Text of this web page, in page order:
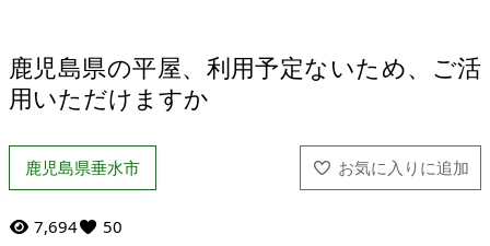
鹿児島県の平屋、利用予定ないため、ご活
用いただけますか
鹿児島県垂水市
7,694 50